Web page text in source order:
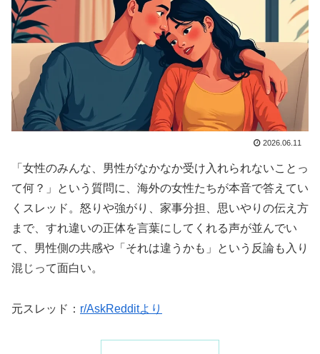
2026.06.11
「女性のみんな、男性がなかなか受け入れられないことっ
て何？」という質問に、海外の女性たちが本音で答えてい
くスレッド。怒りや強がり、家事分担、思いやりの伝え方
まで、すれ違いの正体を言葉にしてくれる声が並んでい
て、男性側の共感や「それは違うかも」という反論も入り
混じって面白い。
元スレッド： r/AskRedditより